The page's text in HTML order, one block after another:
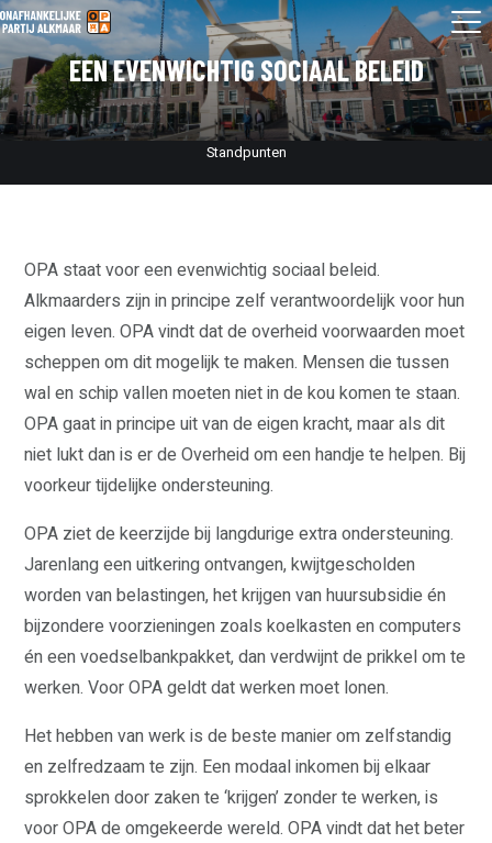
EEN EVENWICHTIG SOCIAAL BELEID
Standpunten
OPA staat voor een evenwichtig sociaal beleid.
Alkmaarders zijn in principe zelf verantwoordelijk voor hun
eigen leven. OPA vindt dat de overheid voorwaarden moet
scheppen om dit mogelijk te maken. Mensen die tussen
wal en schip vallen moeten niet in de kou komen te staan.
OPA gaat in principe uit van de eigen kracht, maar als dit
niet lukt dan is er de Overheid om een handje te helpen. Bij
voorkeur tijdelijke ondersteuning.
OPA ziet de keerzijde bij langdurige extra ondersteuning.
Jarenlang een uitkering ontvangen, kwijtgescholden
worden van belastingen, het krijgen van huursubsidie én
bijzondere voorzieningen zoals koelkasten en computers
én een voedselbankpakket, dan verdwijnt de prikkel om te
werken. Voor OPA geldt dat werken moet lonen.
Het hebben van werk is de beste manier om zelfstandig
en zelfredzaam te zijn. Een modaal inkomen bij elkaar
sprokkelen door zaken te ‘krijgen’ zonder te werken, is
voor OPA de omgekeerde wereld. OPA vindt dat het beter